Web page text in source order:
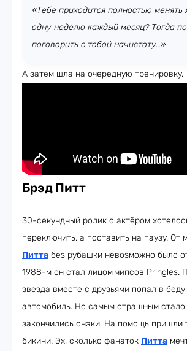
«Тебе приходится полностью менять
одну неделю каждый месяц? Тогда
поговорить с тобой начистоту…»
А затем шла на очередную тренировку.
Брэд Питт
30-секундный ролик с актёром
переключить, а поставить на паузу. От
Питта без рубашки невозможно было
1988-м он стал лицом чипсов Pringles.
звезда вместе с друзьями попал в
автомобиль. Но самым страшным стало
закончились снэки! На помощь пришли
бикини. Эх, сколько фанаток Питта